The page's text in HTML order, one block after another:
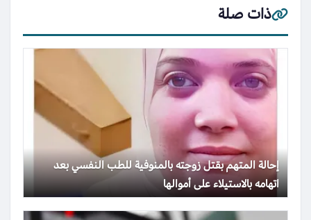
ذات صلة
إحالة المتهم بقتل زوجته بالمنوفية للطب النفسي بعد
اتهامه بالاستيلاء على أموالها